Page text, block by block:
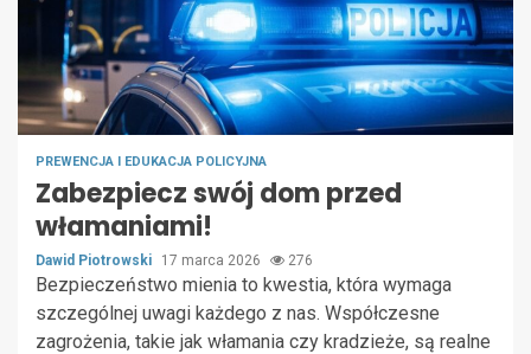
PREWENCJA I EDUKACJA POLICYJNA
Zabezpiecz swój dom przed
włamaniami!
Dawid Piotrowski 17 marca 2026 276
Bezpieczeństwo mienia to kwestia, która wymaga
szczególnej uwagi każdego z nas. Współczesne
zagrożenia, takie jak włamania czy kradzieże, są realne